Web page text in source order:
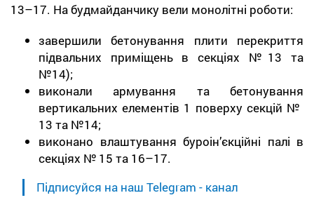
13–17. На будмайданчику вели монолітні роботи:
завершили бетонування плити перекриття
підвальних приміщень в секціях №13 та
№14);
виконали армування та бетонування
вертикальних елементів 1 поверху секцій №
13 та №14;
виконано влаштування буроін’єкційні палі в
секціях № 15 та 16–17.
Підписуйся на наш Telegram - канал